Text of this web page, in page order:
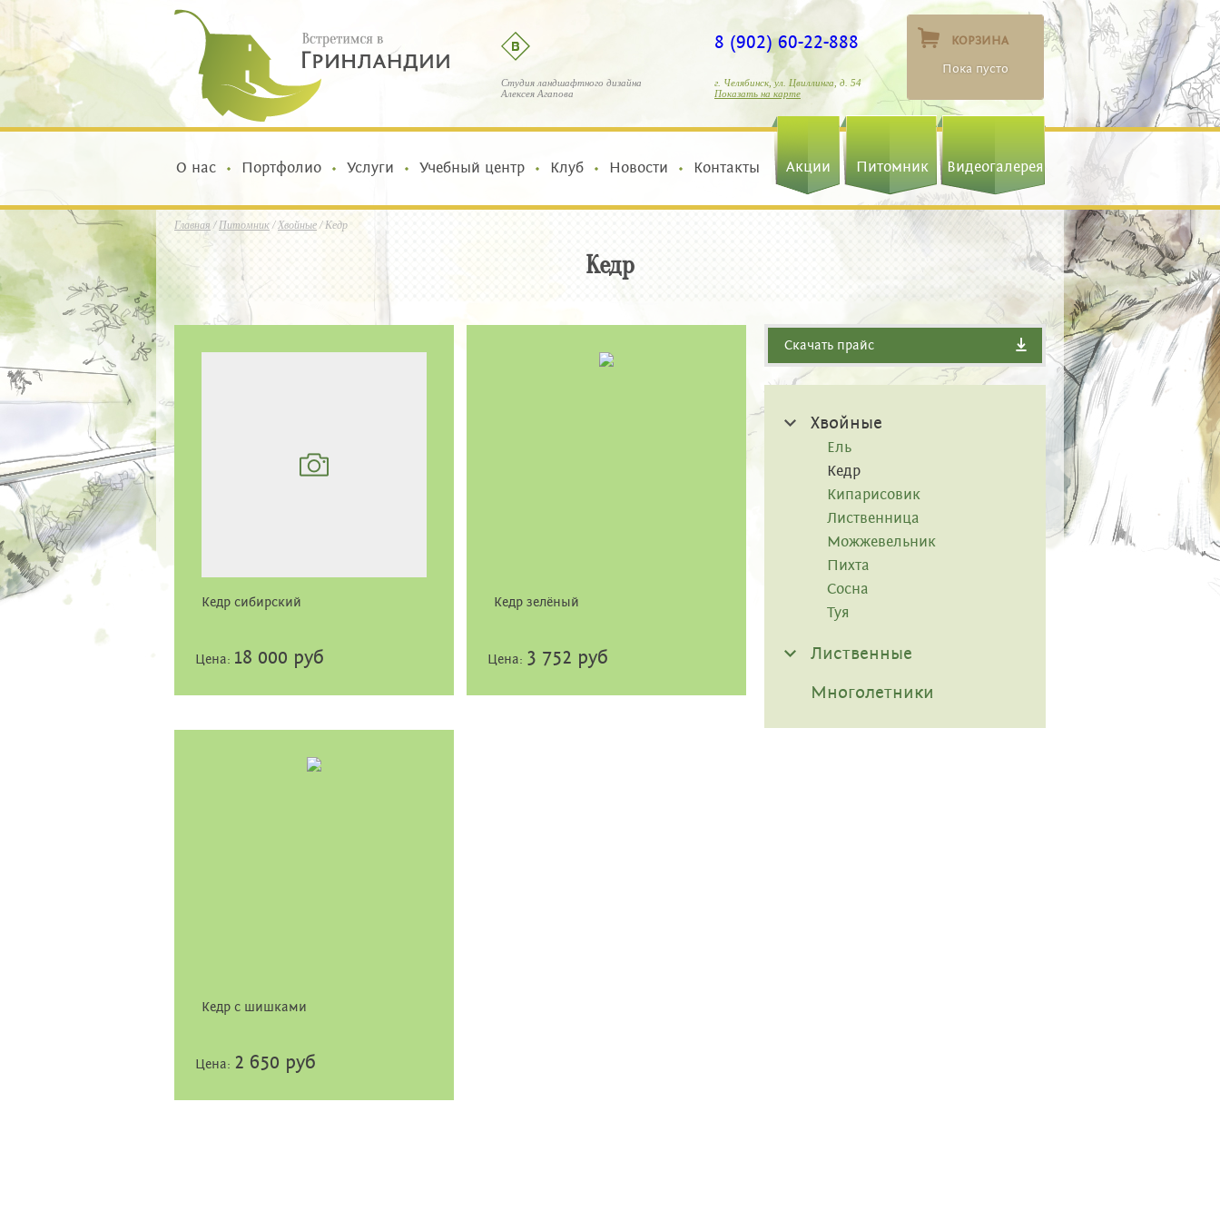
Студия ландшафтного дизайна
Алексея Агапова
8 (902) 60-22-888
г. Челябинск, ул. Цвиллинга, д. 54
Показать на карте
КОРЗИНА
Пока пусто
О нас Портфолио Услуги Учебный центр Клуб Новости Контакты Видеогалерея
Питомник
Акции
Главная /Питомник/Хвойные/Кедр
Кедр
Скачать прайс
Хвойные
Ель
Кедр
Кипарисовик
Лиственница
Можжевельник
Пихта
Сосна
Туя
Лиственные
Многолетники
Кедр сибирский
Цена: 18 000 руб
Кедр зелёный
Цена: 3 752 руб
Кедр с шишками
Цена: 2 650 руб